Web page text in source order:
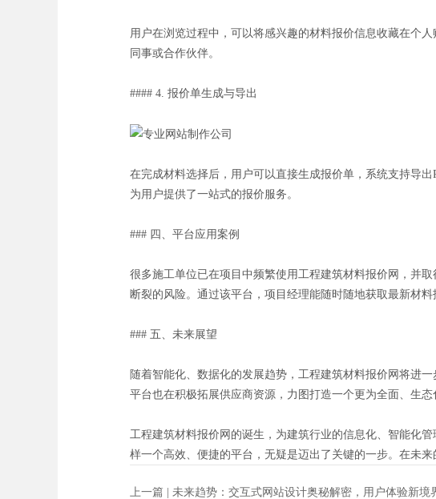
用户在浏览过程中，可以将感兴趣的材料报价信息收藏在个
同事或合作伙伴。
#### 4. 报价单生成与导出
在完成材料选择后，用户可以直接生成报价单，系统支持导
为用户提供了一站式的报价服务。
### 四、平台应用案例
很多施工单位已在项目中频繁使用工程建筑材料报价网，并
断裂的风险。通过该平台，项目经理能随时随地获取最新材
### 五、未来展望
随着智能化、数据化的发展趋势，工程建筑材料报价网将进
平台也在积极拓展供应商资源，力图打造一个更为全面、生态
工程建筑材料报价网的诞生，为建筑行业的信息化、智能化
样一个高效、便捷的平台，无疑是迈出了关键的一步。在未
上一篇 | 未来趋势：交互式网站设计奥秘解密，用户体验新境